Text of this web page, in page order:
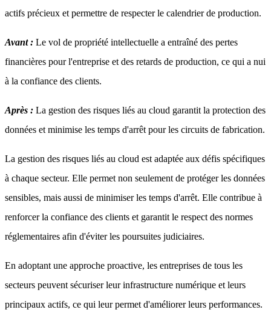
actifs précieux et permettre de respecter le calendrier de production.
Avant : Le vol de propriété intellectuelle a entraîné des pertes
financières pour l'entreprise et des retards de production, ce qui a nui
à la confiance des clients.
Après : La gestion des risques liés au cloud garantit la protection des
données et minimise les temps d'arrêt pour les circuits de fabrication.
La gestion des risques liés au cloud est adaptée aux défis spécifiques
à chaque secteur. Elle permet non seulement de protéger les données
sensibles, mais aussi de minimiser les temps d'arrêt. Elle contribue à
renforcer la confiance des clients et garantit le respect des normes
réglementaires afin d'éviter les poursuites judiciaires.
En adoptant une approche proactive, les entreprises de tous les
secteurs peuvent sécuriser leur infrastructure numérique et leurs
principaux actifs, ce qui leur permet d'améliorer leurs performances.